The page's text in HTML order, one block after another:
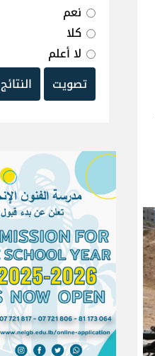
نعم
كلا
لا أعلم
تصويت
النتائج